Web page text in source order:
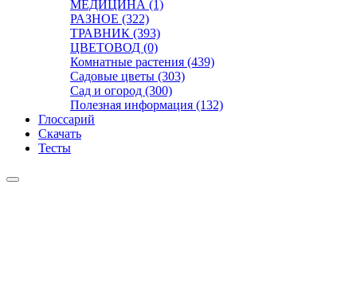
МЕДИЦИНА (1)
РАЗНОЕ (322)
ТРАВНИК (393)
ЦВЕТОВОД (0)
Комнатные растения (439)
Садовые цветы (303)
Сад и огород (300)
Полезная информация (132)
Глоссарий
Скачать
Тесты